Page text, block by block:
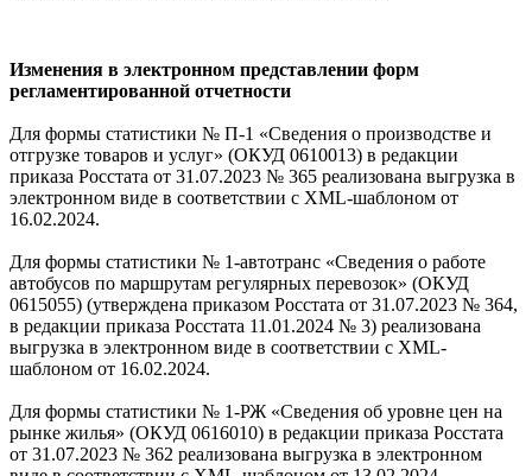
Изменения в электронном представлении форм
регламентированной отчетности
Для формы статистики № П-1 «Сведения о производстве и
отгрузке товаров и услуг» (ОКУД 0610013) в редакции
приказа Росстата от 31.07.2023 № 365 реализована выгрузка в
электронном виде в соответствии с XML-шаблоном от
16.02.2024.
Для формы статистики № 1-автотранс «Сведения о работе
автобусов по маршрутам регулярных перевозок» (ОКУД
0615055) (утверждена приказом Росстата от 31.07.2023 № 364,
в редакции приказа Росстата 11.01.2024 № 3) реализована
выгрузка в электронном виде в соответствии с XML-
шаблоном от 16.02.2024.
Для формы статистики № 1-РЖ «Сведения об уровне цен на
рынке жилья» (ОКУД 0616010) в редакции приказа Росстата
от 31.07.2023 № 362 реализована выгрузка в электронном